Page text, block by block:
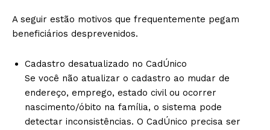
A seguir estão motivos que frequentemente pegam
beneficiários desprevenidos.
Cadastro desatualizado no CadÚnico
Se você não atualizar o cadastro ao mudar de
endereço, emprego, estado civil ou ocorrer
nascimento/óbito na família, o sistema pode
detectar inconsistências. O CadÚnico precisa ser